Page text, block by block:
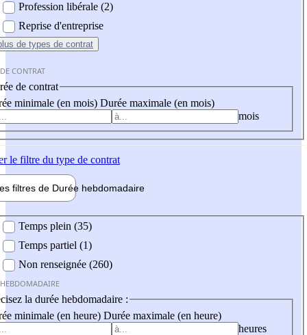
Profession libérale (2)
Reprise d'entreprise
de types de contrat
CONTRAT
de contrat
minimale (en mois) Durée maximale (en mois)
mois
le filtre du type de contrat
filtres de Durée hebdomadaire
Temps plein (35)
Temps partiel (1)
Non renseignée (260)
la durée hebdomadaire :
minimale (en heure) Durée maximale (en heure)
heures